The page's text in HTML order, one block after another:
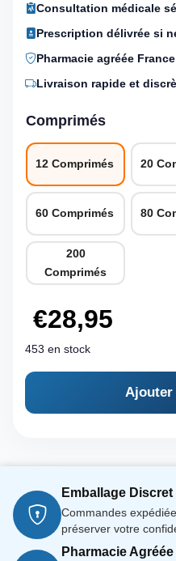
Consultation médicale
Prescription délivrée si
Pharmacie agréée France
Livraison rapide et
Comprimés
12 Comprimés 20
60 Comprimés 80
200
Comprimés
€28,95
453 en stock
Ajouter
Emballage Discret
Commandes
préserver votre
Pharmacie